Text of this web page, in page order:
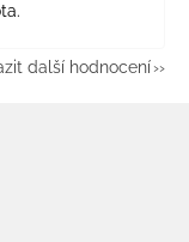
další hodnocení